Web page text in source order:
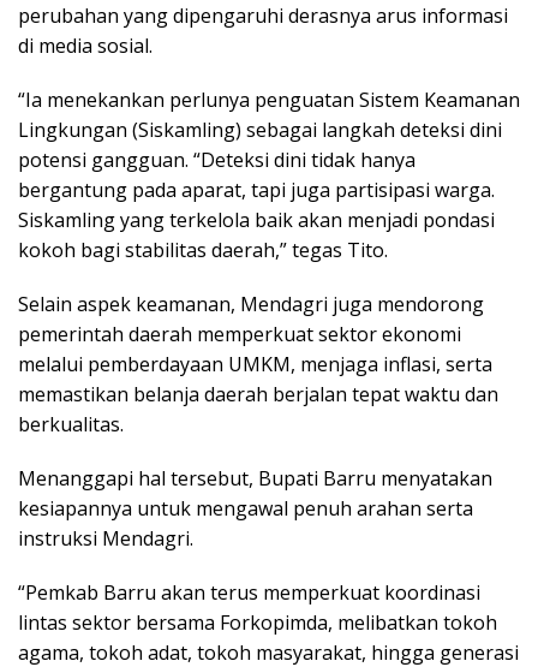
perubahan yang dipengaruhi derasnya arus informasi
di media sosial.
“Ia menekankan perlunya penguatan Sistem Keamanan
Lingkungan (Siskamling) sebagai langkah deteksi dini
potensi gangguan. “Deteksi dini tidak hanya
bergantung pada aparat, tapi juga partisipasi warga.
Siskamling yang terkelola baik akan menjadi pondasi
kokoh bagi stabilitas daerah,” tegas Tito.
Selain aspek keamanan, Mendagri juga mendorong
pemerintah daerah memperkuat sektor ekonomi
melalui pemberdayaan UMKM, menjaga inflasi, serta
memastikan belanja daerah berjalan tepat waktu dan
berkualitas.
Menanggapi hal tersebut, Bupati Barru menyatakan
kesiapannya untuk mengawal penuh arahan serta
instruksi Mendagri.
“Pemkab Barru akan terus memperkuat koordinasi
lintas sektor bersama Forkopimda, melibatkan tokoh
agama, tokoh adat, tokoh masyarakat, hingga generasi